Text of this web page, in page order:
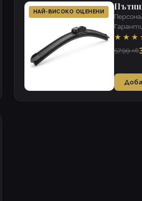
НАЙ-ВИСОКО ОЦЕНЕНИ
минути,
57,99 лв